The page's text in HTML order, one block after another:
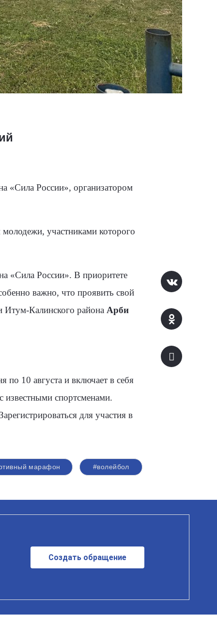
«Сила России», организатором
участниками которого
«Сила России». В приоритете
важно, что проявить свой
Итум-Калинского района Арби
10 августа и включает в себя
известными спортсменами.
для участия в
марафон #волейбол
Создать обращение